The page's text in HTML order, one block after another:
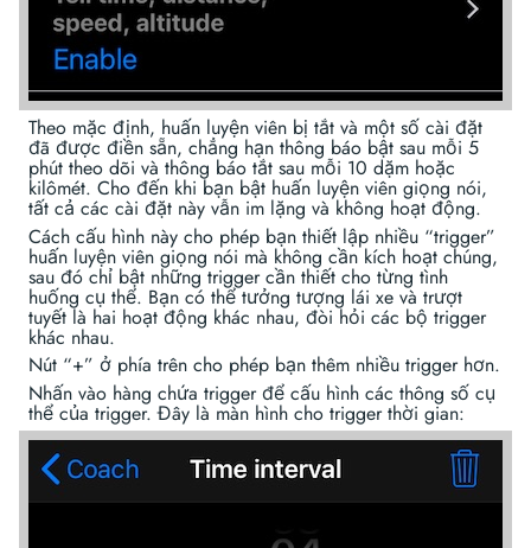
Theo mặc định, huấn luyện viên bị tắt và một số cài đặt
đã được điền sẵn, chẳng hạn thông báo bật sau mỗi 5
phút theo dõi và thông báo tắt sau mỗi 10 dặm hoặc
kilômét. Cho đến khi bạn bật huấn luyện viên giọng nói,
tất cả các cài đặt này vẫn im lặng và không hoạt động.
Cách cấu hình này cho phép bạn thiết lập nhiều “trigger”
huấn luyện viên giọng nói mà không cần kích hoạt chúng,
sau đó chỉ bật những trigger cần thiết cho từng tình
huống cụ thể. Bạn có thể tưởng tượng lái xe và trượt
tuyết là hai hoạt động khác nhau, đòi hỏi các bộ trigger
khác nhau.
Nút “+” ở phía trên cho phép bạn thêm nhiều trigger hơn.
Nhấn vào hàng chứa trigger để cấu hình các thông số cụ
thể của trigger. Đây là màn hình cho trigger thời gian: